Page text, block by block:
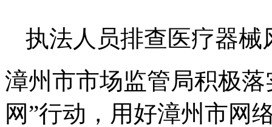
执法人员排查医疗器械
漳州市市场监管局积极
网”行动，用好漳州市网